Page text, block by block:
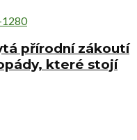
přírodní zákoutí
které stojí